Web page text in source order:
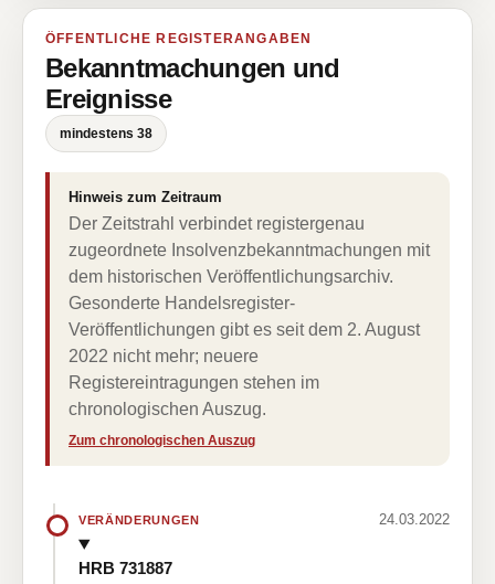
ÖFFENTLICHE REGISTERANGABEN
Bekanntmachungen und
Ereignisse
mindestens 38
Hinweis zum Zeitraum
Der Zeitstrahl verbindet registergenau
zugeordnete Insolvenzbekanntmachungen mit
dem historischen Veröffentlichungsarchiv.
Gesonderte Handelsregister-
Veröffentlichungen gibt es seit dem 2. August
2022 nicht mehr; neuere
Registereintragungen stehen im
chronologischen Auszug.
Zum chronologischen Auszug
VERÄNDERUNGEN 24.03.2022
HRB 731887